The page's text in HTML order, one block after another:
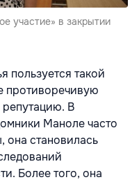
участие» в закрытии
пользуется такой
противоречивую
репутацию. В
Маноле часто
она становилась
Более того, она